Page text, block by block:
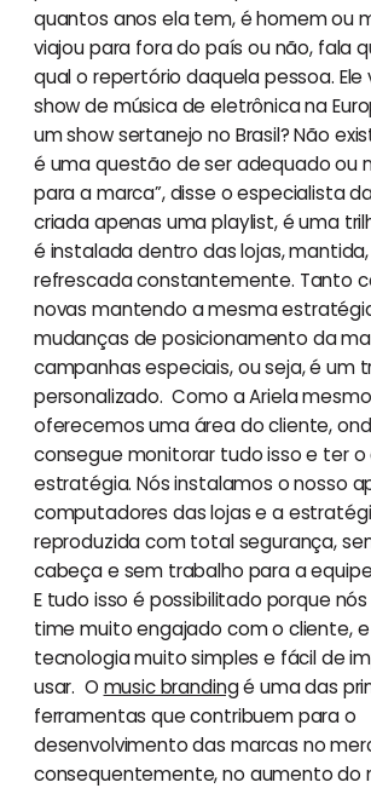
quantos anos ela tem, é homem ou
viajou para fora do país ou não, fala
qual o repertório daquela pessoa. Ele
show de música de eletrônica na
um show sertanejo no Brasil? Não
é uma questão de ser adequado ou
para a marca”, disse o especialista
criada apenas uma playlist, é uma
é instalada dentro das lojas,
refrescada constantemente. Tanto
novas mantendo a mesma
mudanças de posicionamento da
campanhas especiais, ou seja, é um
personalizado. Como a Ariela
oferecemos uma área do cliente,
consegue monitorar tudo isso e ter
estratégia. Nós instalamos o nosso
computadores das lojas e a
reproduzida com total segurança,
cabeça e sem trabalho para a
E tudo isso é possibilitado porque
time muito engajado com o cliente,
tecnologia muito simples e fácil de
usar. O music brandingé uma das
ferramentas que contribuem para o
desenvolvimento das marcas no
consequentemente, no aumento do